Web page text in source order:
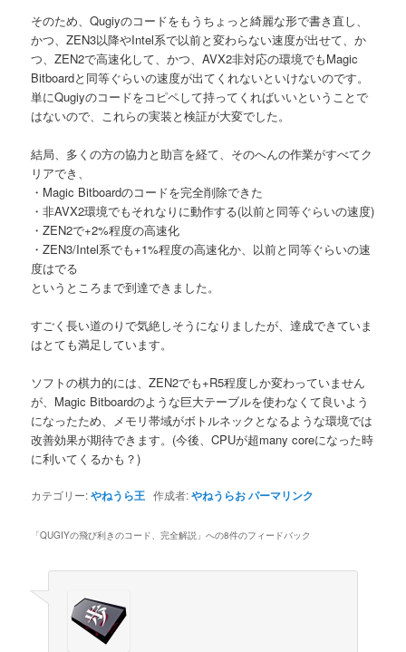
そのため、Qugiyのコードをもうちょっと綺麗な形で書き直し、
かつ、ZEN3以降やIntel系で以前と変わらない速度が出せて、か
つ、ZEN2で高速化して、かつ、AVX2非対応の環境でもMagic
Bitboardと同等ぐらいの速度が出てくれないといけないのです。
単にQugiyのコードをコピペして持ってくればいいということで
はないので、これらの実装と検証が大変でした。
結局、多くの方の協力と助言を経て、そのへんの作業がすべてク
リアでき、
・Magic Bitboardのコードを完全削除できた
・非AVX2環境でもそれなりに動作する(以前と同等ぐらいの速度)
・ZEN2で+2%程度の高速化
・ZEN3/Intel系でも+1%程度の高速化か、以前と同等ぐらいの速
度はでる
というところまで到達できました。
すごく長い道のりで気絶しそうになりましたが、達成できていま
はとても満足しています。
ソフトの棋力的には、ZEN2でも+R5程度しか変わっていません
が、Magic Bitboardのような巨大テーブルを使わなくて良いよう
になったため、メモリ帯域がボトルネックとなるような環境では
改善効果が期待できます。(今後、CPUが超many coreになった時
に利いてくるかも？)
カテゴリー:やねうら王 作成者:やねうらおパーマリンク
「QUGIYの飛び利きのコード、完全解説 」への8件のフィードバック